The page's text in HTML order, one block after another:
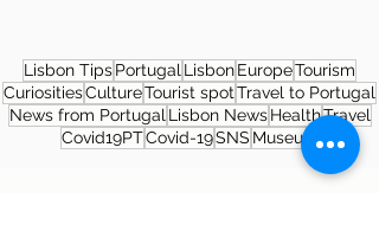
Lisbon TipsPortugal LisbonEuropeTourism
CuriositiesCultureTourist spotTravel to Portugal
News from Portugal Lisbon News HealthTravel
Covid19PTCovid-19SNS Museum